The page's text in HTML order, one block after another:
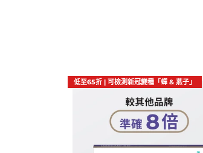
低至65折 | 可檢測新冠變種「蟬 & 燕子」